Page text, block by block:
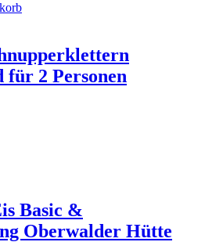
für 2 Personen
Basic &
Oberwalder Hütte